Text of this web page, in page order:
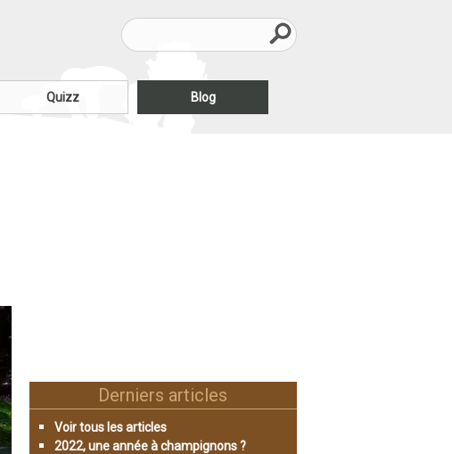
Quizz Blog
Derniers articles
Voir tous les articles
2022, une année à champignons ?